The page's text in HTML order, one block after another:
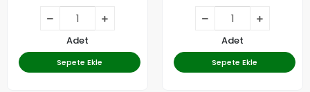
Adet
Sepete Ekle
Adet
Sepete Ekle